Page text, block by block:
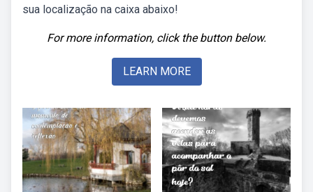
sua localização na caixa abaixo!
For more information, click the button below.
LEARN MORE